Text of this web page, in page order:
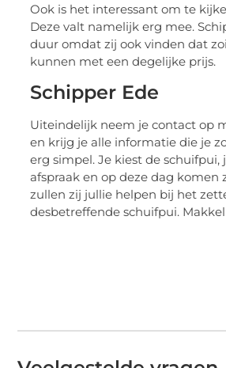
Ook is het interessant om te
Deze valt namelijk erg mee.
duur omdat zij ook vinden dat
kunnen met een degelijke prijs.
Schipper Ede
Uiteindelijk neem je contact op
en krijg je alle informatie die je
erg simpel. Je kiest de schuifpui,
afspraak en op deze dag komen
zullen zij jullie helpen bij het
desbetreffende schuifpui.